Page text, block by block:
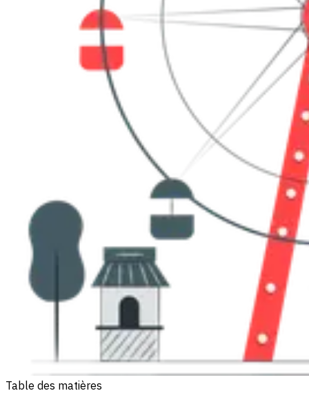
Table des matières